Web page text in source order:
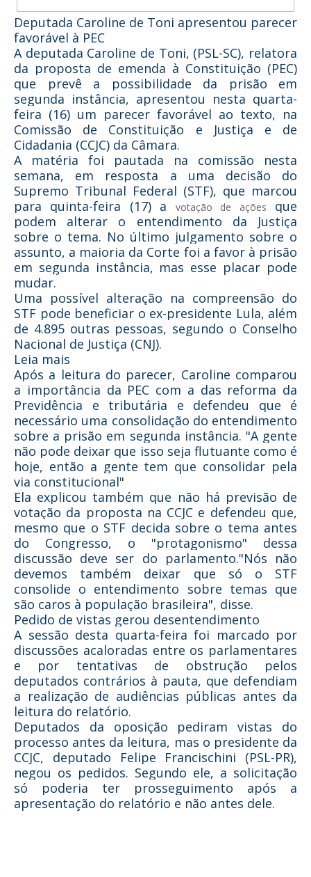
Deputada Caroline de Toni apresentou parecer
favorável à PEC
A deputada Caroline de Toni, (PSL-SC), relatora
da proposta de emenda à Constituição (PEC)
que prevê a possibilidade da prisão em
segunda instância, apresentou nesta quarta-
feira (16) um parecer favorável ao texto, na
Comissão de Constituição e Justiça e de
Cidadania (CCJC) da Câmara.
A matéria foi pautada na comissão nesta
semana, em resposta a uma decisão do
Supremo Tribunal Federal (STF), que marcou
para quinta-feira (17) a
votação de ações
que
podem alterar o entendimento da Justiça
sobre o tema. No último julgamento sobre o
assunto, a maioria da Corte foi a favor à prisão
em segunda instância, mas esse placar pode
mudar.
Uma possível alteração na compreensão do
STF pode beneficiar o ex-presidente Lula, além
de 4.895 outras pessoas, segundo o Conselho
Nacional de Justiça (CNJ).
Leia mais
Após a leitura do parecer, Caroline comparou
a importância da PEC com a das reforma da
Previdência e tributária e defendeu que é
necessário uma consolidação do entendimento
sobre a prisão em segunda instância. "A gente
não pode deixar que isso seja flutuante como é
hoje, então a gente tem que consolidar pela
via constitucional"
Ela explicou também que não há previsão de
votação da proposta na CCJC e defendeu que,
mesmo que o STF decida sobre o tema antes
do Congresso, o "protagonismo" dessa
discussão deve ser do parlamento."Nós não
devemos também deixar que só o STF
consolide o entendimento sobre temas que
são caros à população brasileira", disse.
Pedido de vistas gerou desentendimento
A sessão desta quarta-feira foi marcado por
discussões acaloradas entre os parlamentares
e por tentativas de obstrução pelos
deputados contrários à pauta, que defendiam
a realização de audiências públicas antes da
leitura do relatório.
Deputados da oposição pediram vistas do
processo antes da leitura, mas o presidente da
CCJC, deputado Felipe Francischini (PSL-PR),
negou os pedidos. Segundo ele, a solicitação
só poderia ter prosseguimento após a
apresentação do relatório e não antes dele.